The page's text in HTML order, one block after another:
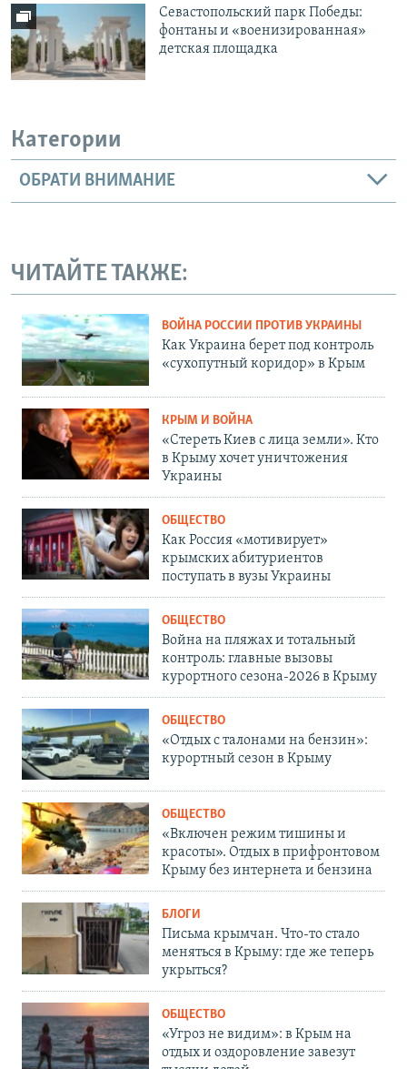
Севастопольский парк Победы:
фонтаны и «военизированная»
детская площадка
Категории
ОБРАТИ ВНИМАНИЕ
ЧИТАЙТЕ ТАКЖЕ:
ВОЙНА РОССИИ ПРОТИВ УКРАИНЫ
Как Украина берет под контроль
«сухопутный коридор» в Крым
КРЫМ И ВОЙНА
«Стереть Киев с лица земли». Кто
в Крыму хочет уничтожения
Украины
ОБЩЕСТВО
Как Россия «мотивирует»
крымских абитуриентов
поступать в вузы Украины
ОБЩЕСТВО
Война на пляжах и тотальный
контроль: главные вызовы
курортного сезона-2026 в Крыму
ОБЩЕСТВО
«Отдых с талонами на бензин»:
курортный сезон в Крыму
ОБЩЕСТВО
«Включен режим тишины и
красоты». Отдых в прифронтовом
Крыму без интернета и бензина
БЛОГИ
Письма крымчан. Что-то стало
меняться в Крыму: где же теперь
укрыться?
ОБЩЕСТВО
«Угроз не видим»: в Крым на
отдых и оздоровление завезут